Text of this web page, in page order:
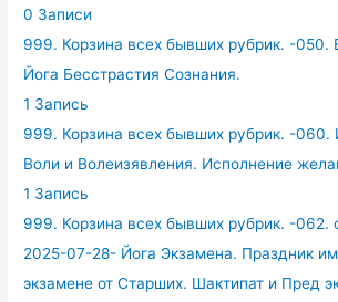
0 Записи
999. Корзина всех бывших рубрик. -050.
Йога Бесстрастия Сознания.
1 Запись
999. Корзина всех бывших рубрик. -060.
Воли и Волеизявления. Исполнение
1 Запись
999. Корзина всех бывших рубрик. -062.
2025-07-28- Йога Экзамена. Праздник
экзамене от Старших. Шактипат и Пред